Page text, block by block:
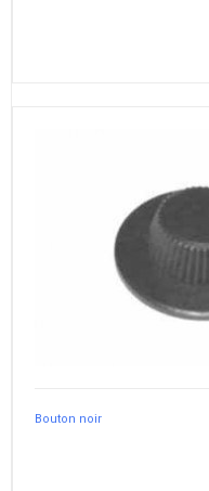
Bouton noir